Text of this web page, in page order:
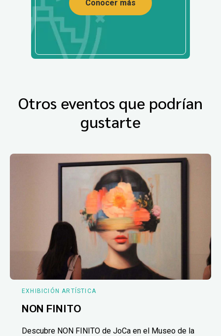
Conocer más
Otros eventos que podrían
gustarte
EXHIBICIÓN ARTÍSTICA
NON FINITO
Descubre NON FINITO de JoCa en el Museo de la